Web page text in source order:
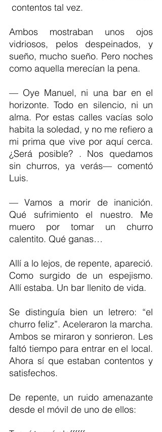
contentos tal vez.
Ambos mostraban unos ojos
vidriosos, pelos despeinados, y
sueño, mucho sueño. Pero noches
como aquella merecían la pena.
— Oye Manuel, ni una bar en el
horizonte. Todo en silencio, ni un
alma. Por estas calles vacías solo
habita la soledad, y no me refiero a
mi prima que vive por aquí cerca.
¿Será posible? . Nos quedamos
sin churros, ya verás— comentó
Luis.
— Vamos a morir de inanición.
Qué sufrimiento el nuestro. Me
muero por tomar un churro
calentito. Qué ganas…
Allí a lo lejos, de repente, apareció.
Como surgido de un espejismo.
Allí estaba. Un bar llenito de vida.
Se distinguía bien un letrero: “el
churro feliz”. Aceleraron la marcha.
Ambos se miraron y sonrieron. Les
faltó tiempo para entrar en el local.
Ahora sí que estaban contentos y
satisfechos.
De repente, un ruido amenazante
desde el móvil de uno de ellos: